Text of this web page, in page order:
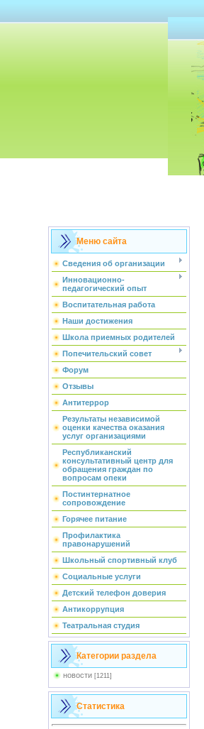
Меню сайта
Сведения об организации
Инновационно-
педагогический опыт
Воспитательная работа
Наши достижения
Школа приемных родителей
Попечительский совет
Форум
Отзывы
Антитеррор
Результаты независимой
оценки качества оказания
услуг организациями
Республиканский
консультативный центр для
обращения граждан по
вопросам опеки
Постинтернатное
сопровождение
Горячее питание
Профилактика
правонарушений
Школьный спортивный клуб
Социальные услуги
Детский телефон доверия
Антикоррупция
Театральная студия
Категории раздела
новости [1211]
Статистика